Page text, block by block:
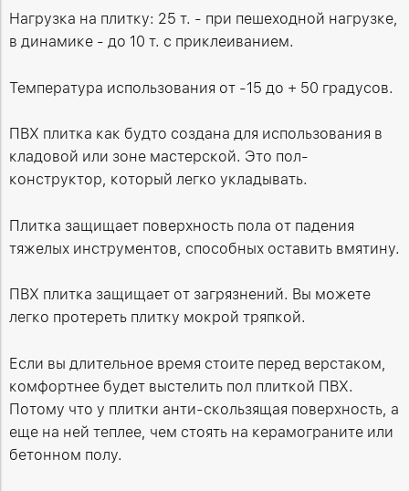
Нагрузка на плитку: 25 т. - при пешеходной нагрузке,
в динамике - до 10 т. с приклеиванием.
Температура использования от -15 до + 50 градусов.
ПВХ плитка как будто создана для использования в
кладовой или зоне мастерской. Это пол-
конструктор, который легко укладывать.
Плитка защищает поверхность пола от падения
тяжелых инструментов, способных оставить вмятину.
ПВХ плитка защищает от загрязнений. Вы можете
легко протереть плитку мокрой тряпкой.
Если вы длительное время стоите перед верстаком,
комфортнее будет выстелить пол плиткой ПВХ.
Потому что у плитки анти-скользящая поверхность, а
еще на ней теплее, чем стоять на керамограните или
бетонном полу.